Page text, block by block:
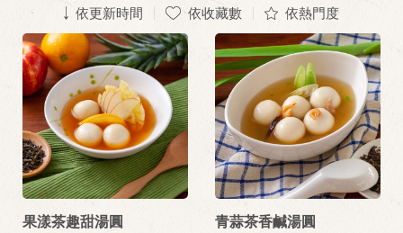
依更新時間
依收藏數 依熱門度
果漾茶趣甜湯圓 青蒜茶香鹹湯圓